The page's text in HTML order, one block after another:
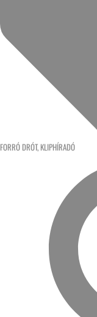
FORRÓ DRÓT, KLIPHÍRADÓ